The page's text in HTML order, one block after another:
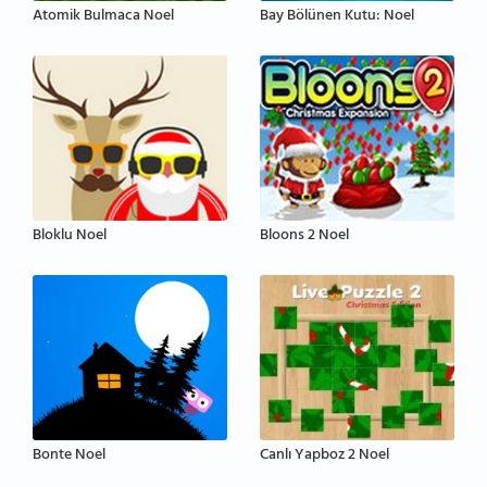
Atomik Bulmaca Noel Bay Bölünen Kutu: Noel
Bloklu Noel Bloons 2 Noel
Bonte Noel Canlı Yapboz 2 Noel